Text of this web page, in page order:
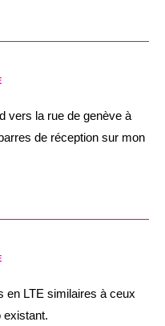
vers la rue de genève à
de réception sur mon
en LTE similaires à ceux
existant.